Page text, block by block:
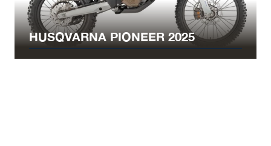
HUSQVARNA PIONEER 2025